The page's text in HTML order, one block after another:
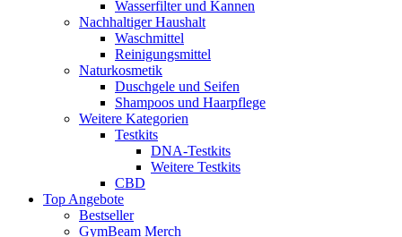
Wasserfilter und Kannen
Nachhaltiger Haushalt
Waschmittel
Reinigungsmittel
Naturkosmetik
Duschgele und Seifen
Shampoos und Haarpflege
Weitere Kategorien
Testkits
DNA-Testkits
Weitere Testkits
CBD
Top Angebote
Bestseller
GymBeam Merch